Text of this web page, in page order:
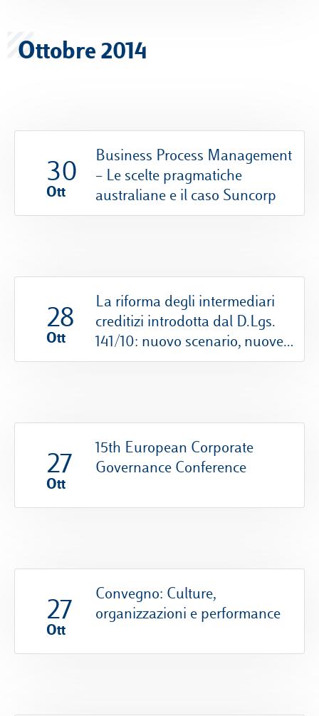
Ottobre 2014
30
Ott
Business Process Management
– Le scelte pragmatiche
australiane e il caso Suncorp
28
Ott
La riforma degli intermediari
creditizi introdotta dal D.Lgs.
141/10: nuovo scenario, nuove
prassi, nuovi attori
27
Ott
15th European Corporate
Governance Conference
27
Ott
Convegno: Culture,
organizzazioni e performance